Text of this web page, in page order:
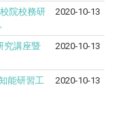
院校務研
2020-10-13
究講座暨
2020-10-13
能研習工
2020-10-13